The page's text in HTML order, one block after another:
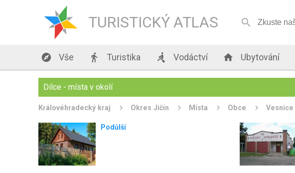
TURISTICKÝ ATLAS 
 Vše  Turistika  Vodáctví  Ubytování
Dílce - místa v okolí
Královéhradecký kraj Okres Jičín Místa Obce Vesnice
Podůlší